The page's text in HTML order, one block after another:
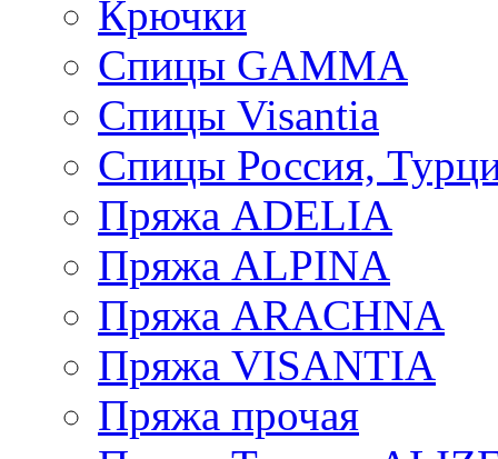
Крючки
Спицы GAMMA
Спицы Visantia
Спицы Россия,
Пряжа ADELIA
Пряжа ALPINA
Пряжа ARACHNA
Пряжа VISANTIA
Пряжа прочая